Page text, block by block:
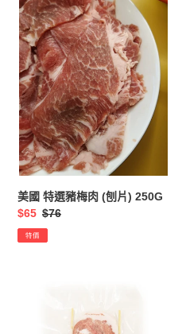
特
選
豬
梅
肉
(刨
片)
250G
美國 特選豬梅肉 (刨片) 250G
售
價
$65 定
價
$76
特價